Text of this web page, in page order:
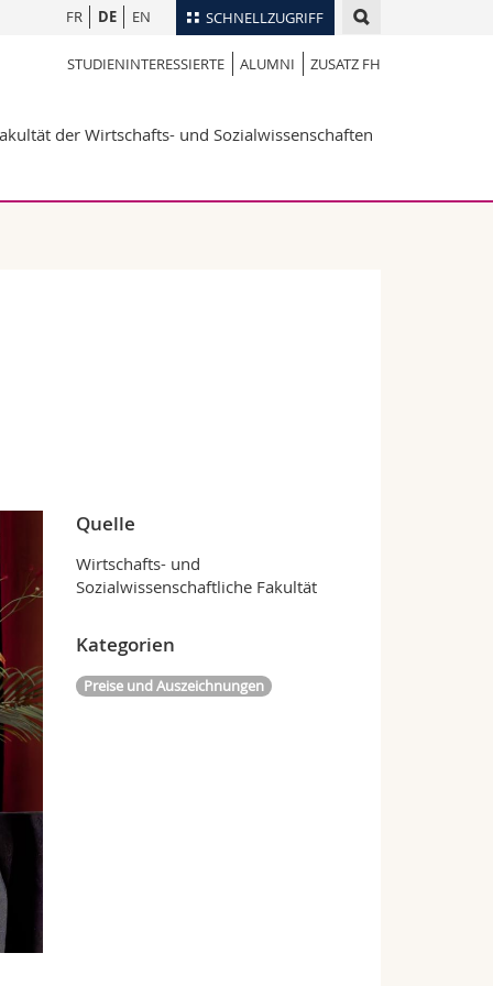
SCHNELLZUGRIFF
Personenverzeichnis
Bibliotheken
Vorlesungsverzeichnis
FR DE EN
STUDIENINTERESSIERTE ALUMNI ZUSATZ FH
der Wirtschafts- und Sozialwissenschaften
Quelle
Wirtschafts- und
Sozialwissenschaftliche Fakultät
Kategorien
Preise und Auszeichnungen